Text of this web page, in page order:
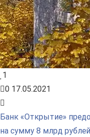
1
0 17.05.2021
Банк «Открытие»
на сумму 8 млрд